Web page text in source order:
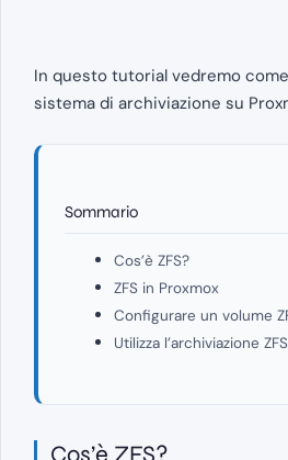
In questo tutorial vedremo
sistema di archiviazione su
Sommario
Cos’è ZFS?
ZFS in Proxmox
Configurare un volume
Utilizza l’archiviazione ZFS
Cos’è ZFS?